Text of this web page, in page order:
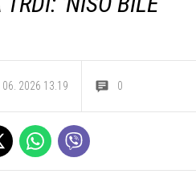
06. 2026 13.19 0